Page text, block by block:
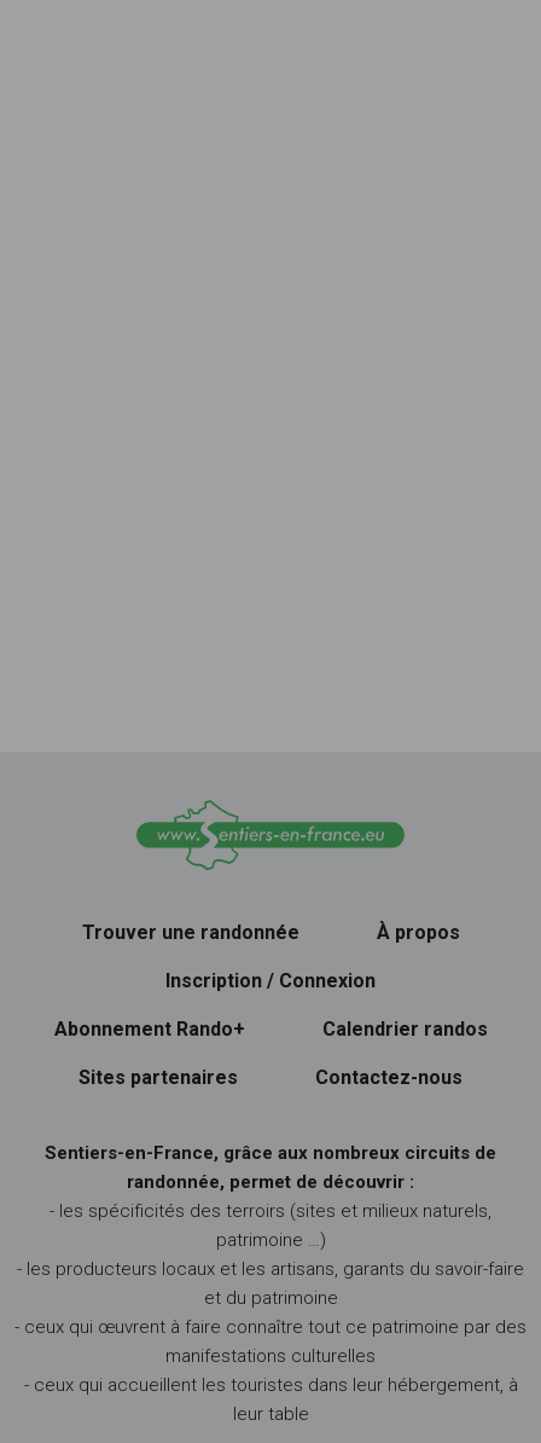
Trouver une randonnée À propos
Inscription / Connexion
Abonnement Rando+ Calendrier randos
Sites partenaires Contactez-nous
Sentiers-en-France, grâce aux nombreux circuits de
randonnée, permet de découvrir :
- les spécificités des terroirs (sites et milieux naturels,
patrimoine …)
- les producteurs locaux et les artisans, garants du savoir-faire
et du patrimoine
- ceux qui œuvrent à faire connaître tout ce patrimoine par des
manifestations culturelles
- ceux qui accueillent les touristes dans leur hébergement, à
leur table